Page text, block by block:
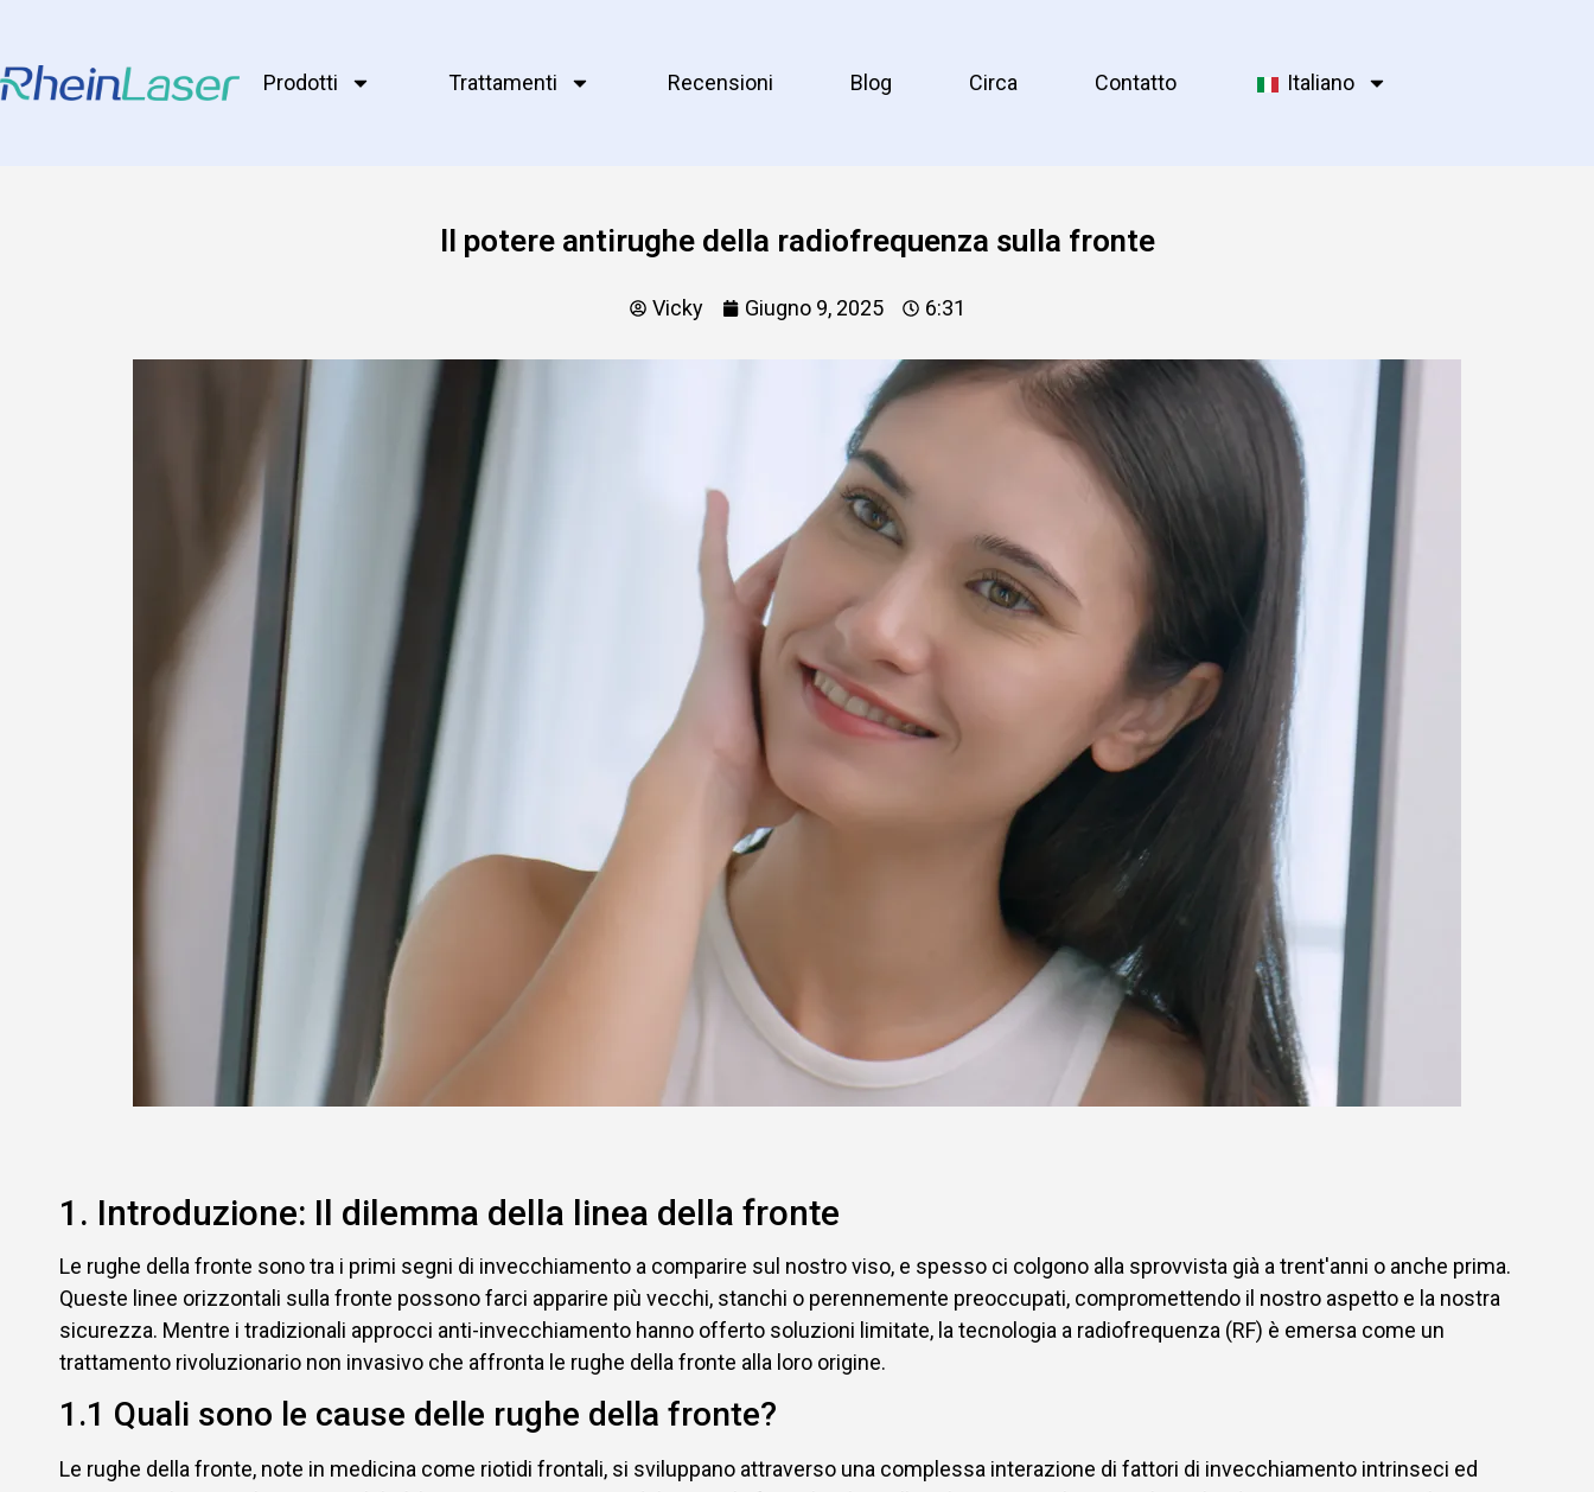
Prodotti Trattamenti Recensioni Blog Circa Contatto Italiano
Il potere antirughe della radiofrequenza sulla fronte
Vicky Giugno 9, 2025 6:31
1. Introduzione: Il dilemma della linea della fronte
Le rughe della fronte sono tra i primi segni di invecchiamento a comparire sul nostro viso, e spesso ci colgono alla sprovvista già a trent'anni o anche prima.
Queste linee orizzontali sulla fronte possono farci apparire più vecchi, stanchi o perennemente preoccupati, compromettendo il nostro aspetto e la nostra
sicurezza. Mentre i tradizionali approcci anti-invecchiamento hanno offerto soluzioni limitate, la tecnologia a radiofrequenza (RF) è emersa come un
trattamento rivoluzionario non invasivo che affronta le rughe della fronte alla loro origine.
1.1 Quali sono le cause delle rughe della fronte?
Le rughe della fronte, note in medicina come riotidi frontali, si sviluppano attraverso una complessa interazione di fattori di invecchiamento intrinseci ed